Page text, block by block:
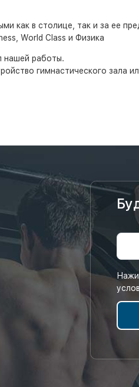
как в столице, так и за ее
World Class и Физика
нашей работы.
гимнастического зала